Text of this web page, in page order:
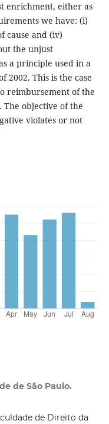
enrichment, either as
we have: (i)
cause and (iv)
the unjust
a principle used in a
2002. This is the case
reimbursement of the
objective of the
violates or not
de São Paulo.
de Direito da